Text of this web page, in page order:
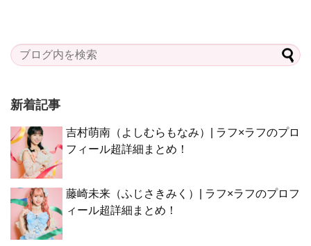
新着記事
吉村萌南（よしむらもなみ）| ラフ×ラフのプロ
フィール超詳細まとめ！
藤崎未来（ふじさきみく）| ラフ×ラフのプロフ
ィール超詳細まとめ！